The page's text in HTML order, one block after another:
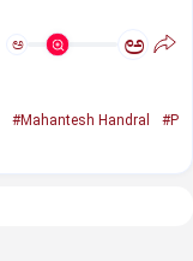
ಅ ಅ
#Mahantesh Handral
#P